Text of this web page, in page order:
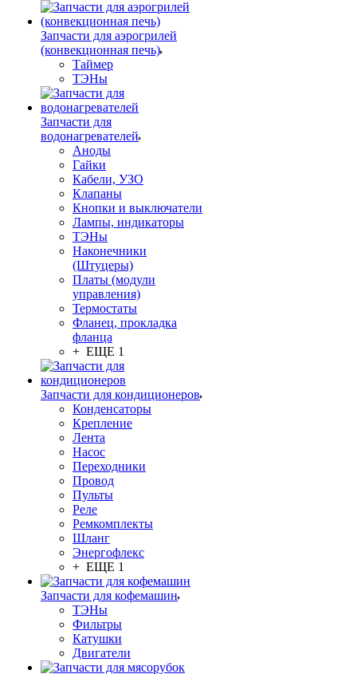
Запчасти для аэрогрилей
(конвекционная печь)
Таймер
ТЭНы
Запчасти для
водонагревателей
Аноды
Гайки
Кабели, УЗО
Клапаны
Кнопки и выключатели
Лампы, индикаторы
ТЭНы
Наконечники
(Штуцеры)
Платы (модули
управления)
Термостаты
Фланец, прокладка
фланца
+ ЕЩЕ 1
Запчасти для кондиционеров
Конденсаторы
Крепление
Лента
Насос
Переходники
Провод
Пульты
Реле
Ремкомплекты
Шланг
Энергофлекс
+ ЕЩЕ 1
Запчасти для кофемашин
ТЭНы
Фильтры
Катушки
Двигатели